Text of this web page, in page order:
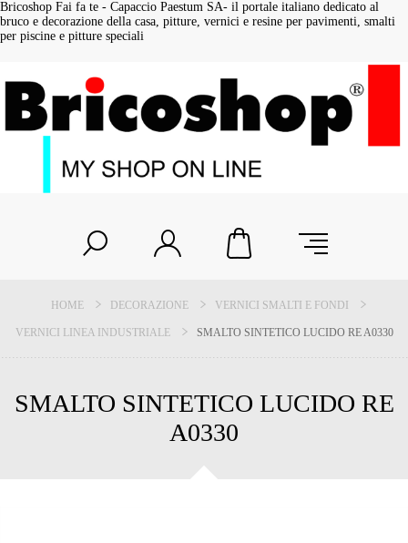
Bricoshop Fai fa te - Capaccio Paestum SA- il portale italiano dedicato al
bruco e decorazione della casa, pitture, vernici e resine per pavimenti, smalti
per piscine e pitture speciali
HOME DECORAZIONE VERNICI SMALTI E FONDI
VERNICI LINEA INDUSTRIALE SMALTO SINTETICO LUCIDO RE A0330
SMALTO SINTETICO LUCIDO RE
A0330